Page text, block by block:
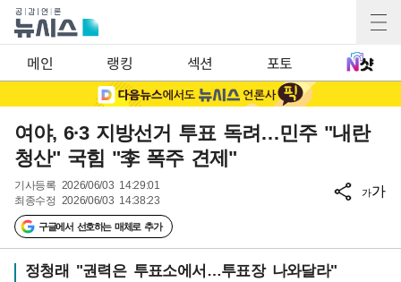
메인 랭킹 섹션 포토
여야, 6·3 지방선거 투표 독려…민주 "내란
청산" 국힘 "李 폭주 견제"
기사등록 2026/06/03 14:29:01
최종수정 2026/06/03 14:38:23
구글에서 선호하는 매체로 추가
가가
정청래 "권력은 투표소에서…투표장 나와달라"